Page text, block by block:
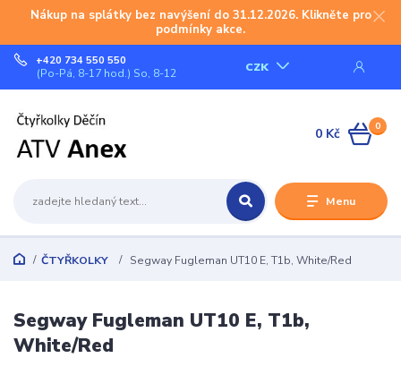
Nákup na splátky bez navýšení do 31.12.2026. Klikněte pro
podmínky akce.
Menu
CZK
+420 734 550 550
(Po-Pá, 8-17 hod.) So, 8-12
0
0 Kč
ČTYŘKOLKY Segway Fugleman UT10 E, T1b, White/Red
Segway Fugleman UT10 E, T1b,
White/Red